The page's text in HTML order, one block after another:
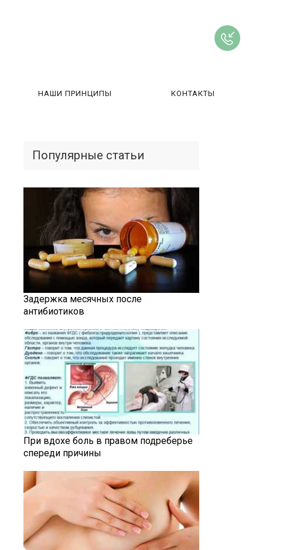
НАШИ ПРИНЦИПЫ КОНТАКТЫ
Популярные статьи
Задержка месячных после
антибиотиков
При вдохе боль в правом подреберье
спереди причины